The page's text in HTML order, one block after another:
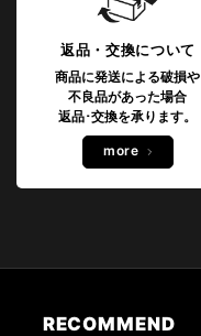
返品・交換について
商品に発送による破損や
不良品があった場合
返品･交換を承ります。
more
RECOMMEND